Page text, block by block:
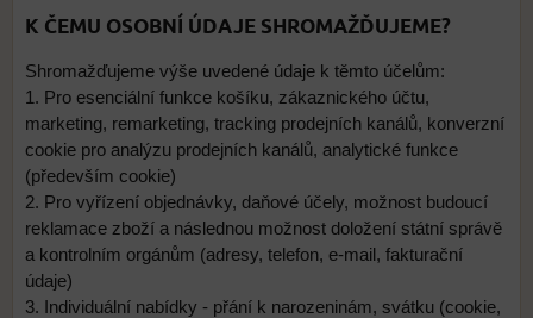
K ČEMU OSOBNÍ ÚDAJE SHROMAŽĎUJEME?
Shromažďujeme výše uvedené údaje k těmto účelům:
1. Pro esenciální funkce košíku, zákaznického účtu,
marketing, remarketing, tracking prodejních kanálů, konverzní
cookie pro analýzu prodejních kanálů, analytické funkce
(především cookie)
2. Pro vyřízení objednávky, daňové účely, možnost budoucí
reklamace zboží a následnou možnost doložení státní správě
a kontrolním orgánům (adresy, telefon, e-mail, fakturační
údaje)
3. Individuální nabídky - přání k narozeninám, svátku (cookie,